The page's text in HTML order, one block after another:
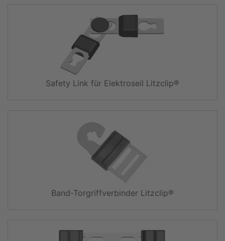
Safety Link für Elektroseil Litzclip®
Band-Torgriffverbinder Litzclip®